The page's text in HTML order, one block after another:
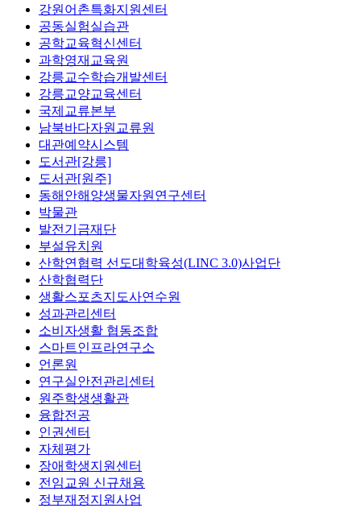
강원어촌특화지원센터
공동실험실습관
공학교육혁신센터
과학영재교육원
강릉교수학습개발센터
강릉교양교육센터
국제교류본부
남북바다자원교류원
대관예약시스템
도서관[강릉]
도서관[원주]
동해안해양생물자원연구센터
박물관
발전기금재단
부설유치원
산학연협력 선도대학육성(LINC 3.0)사업단
산학협력단
생활스포츠지도사연수원
성과관리센터
소비자생활 협동조합
스마트인프라연구소
언론원
연구실안전관리센터
원주학생생활관
융합전공
인권센터
자체평가
장애학생지원센터
전임교원 신규채용
정부재정지원사업